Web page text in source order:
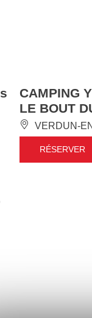
CAMPING
LE BOUT
VERDUN-
RÉSERVER